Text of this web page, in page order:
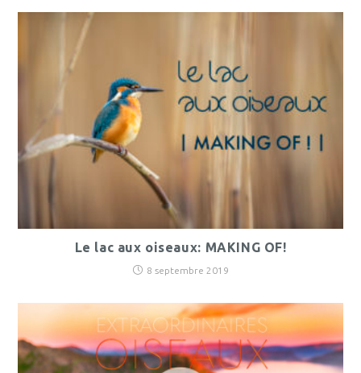
Le lac aux oiseaux: MAKING OF!
8 septembre 2019